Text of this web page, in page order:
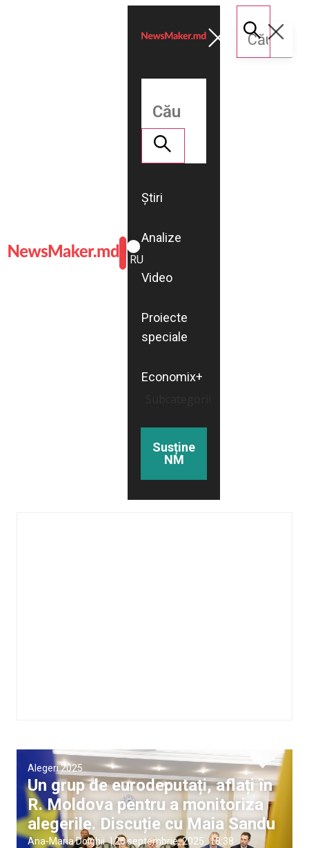
ROMÂNĂ
RU
Știri
Analize
Video
Proiecte
speciale
Economix+
Susține
NM
Alegeri 2025
Un grup de eurodeputați, aflați în
R. Moldova pentru a monitoriza
alegerile. Discuție cu Maia Sandu
Ana-Maria Dolghii | 26 septembrie, 2025 18:38